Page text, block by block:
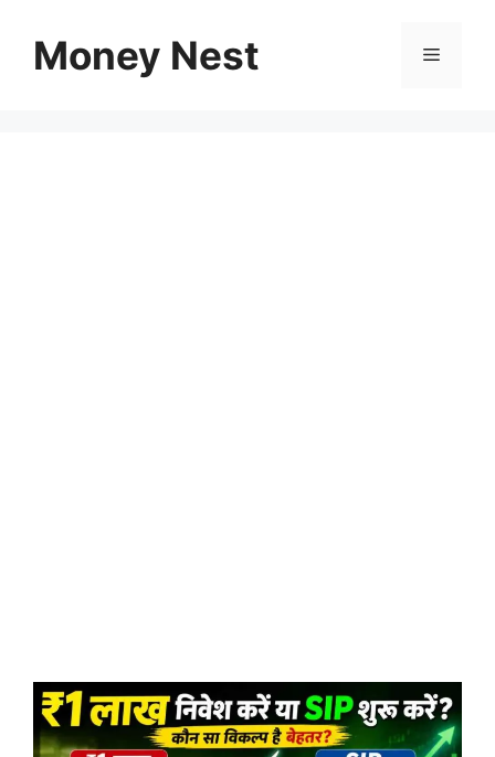
contentMoney Nest Menu